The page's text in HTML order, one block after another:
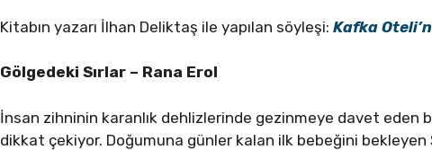
Kitabın yazarı İlhan Deliktaş ile yapılan söyleşi:Kafka
Gölgedeki Sırlar – Rana Erol
İnsan zihninin karanlık dehlizlerinde gezinmeye davet
dikkat çekiyor. Doğumuna günler kalan ilk bebeğini bekleyen